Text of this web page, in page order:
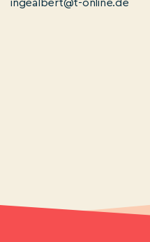
ingealbert@t-online.de